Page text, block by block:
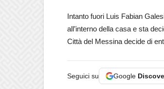
Intanto fuori Luis Fabian
all’interno della casa e sta
Città del Messina decide di
Seguici su Google